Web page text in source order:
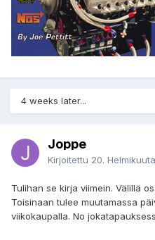
4 weeks later...
Joppe
Kirjoitettu 20.
Tulihan se kirja viimein. Välillä
Toisinaan tulee muutamassa
viikokaupalla. No